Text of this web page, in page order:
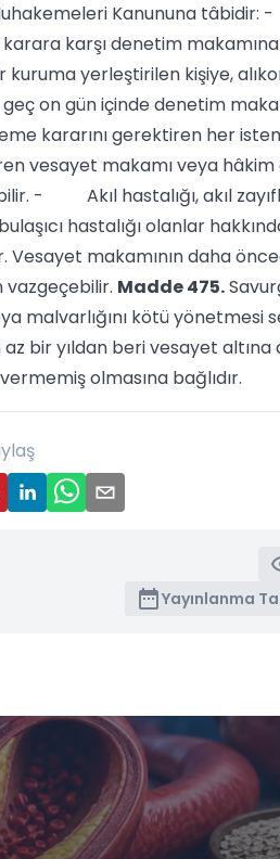
Muhakemeleri Kanununa
karşı denetim
yerleştirilen kişiye,
on gün içinde denetim
kararını gerektiren her
vesayet makamı veya hâkim
- Akıl hastalığı, akıl
hastalığı olanlar
Vesayet makamının daha
vazgeçebilir. Madde 475.
malvarlığını kötü yönetmesi
bir yıldan beri vesayet altına
olmasına bağlıdır.
Yayınlanma